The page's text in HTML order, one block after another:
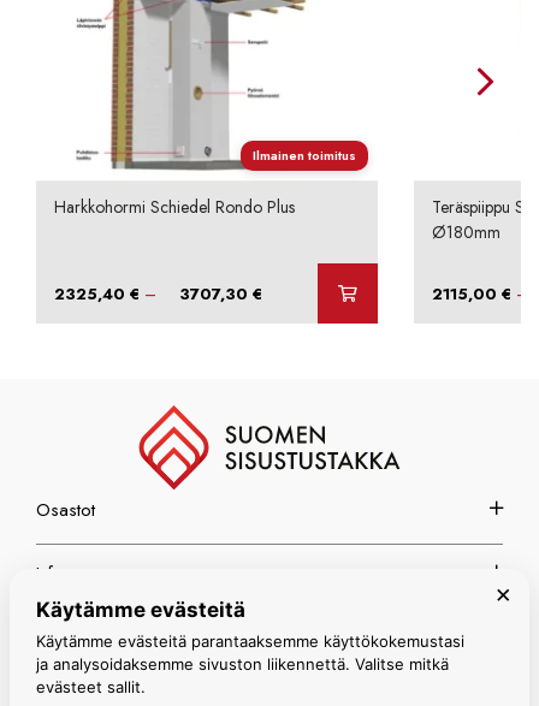
Ilmainen toimitus
Harkkohormi Schiedel Rondo Plus
2325,40€ – 3707,30€ Hintaluokka:
Teräspiippu
Ø180mm
2115,00 € –
Osastot
Info
Espoon myymälä
×
Käytämme evästeitä
Käytämme evästeitä parantaaksemme käyttökokemustasi
ja analysoidaksemme sivuston liikennettä. Valitse mitkä
evästeet sallit.